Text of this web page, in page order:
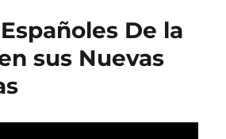
De la
sus Nuevas